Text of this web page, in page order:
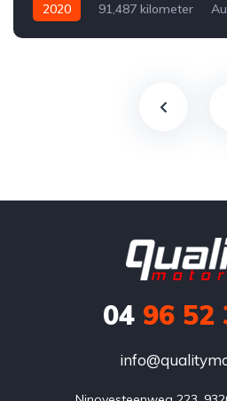
2020 91,487 kilometer
04 96 52